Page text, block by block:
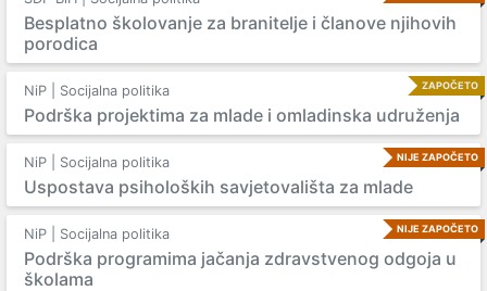
Besplatno školovanje za branitelje i članove njihovih
porodica
ZAPOČETO
NiP | Socijalna politika
Podrška projektima za mlade i omladinska udruženja
NIJE ZAPOČETO
NiP | Socijalna politika
Uspostava psiholoških savjetovališta za mlade
NIJE ZAPOČETO
NiP | Socijalna politika
Podrška programima jačanja zdravstvenog odgoja u
školama